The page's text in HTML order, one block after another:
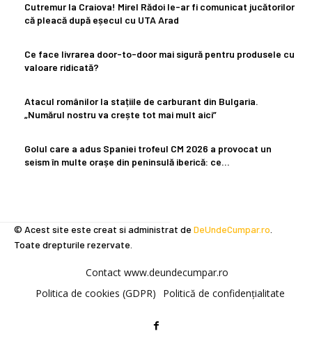
Cutremur la Craiova! Mirel Rădoi le-ar fi comunicat jucătorilor
că pleacă după eșecul cu UTA Arad
Ce face livrarea door-to-door mai sigură pentru produsele cu
valoare ridicată?
Atacul românilor la stațiile de carburant din Bulgaria.
„Numărul nostru va crește tot mai mult aici”
Golul care a adus Spaniei trofeul CM 2026 a provocat un
seism în multe orașe din peninsulă iberică: ce…
© Acest site este creat si administrat de DeUndeCumpar.ro
Toate drepturile rezervate.
Contact www.deundecumpar.ro
Politica de cookies (GDPR)
Politică de confidențialitate